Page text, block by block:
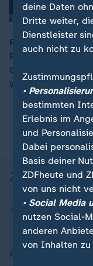
Ricarda Lang und
Parteivorsitzende
Grünen in
Wiedemeyer.
deine Daten
Dritte weiter,
Dienstleister
auch nicht zu
•
bestimmten
Erlebnis im
und
Dabei
Basis deiner
ZDFheute und
von uns nicht
• Social Media
nutzen Social-
anderen
von Inhalten